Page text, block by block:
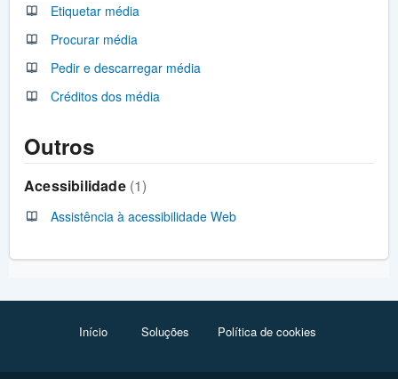
Etiquetar média
Procurar média
Pedir e descarregar média
Créditos dos média
Outros
Acessibilidade 1
Assistência à acessibilidade Web
Início Soluções Política de cookies